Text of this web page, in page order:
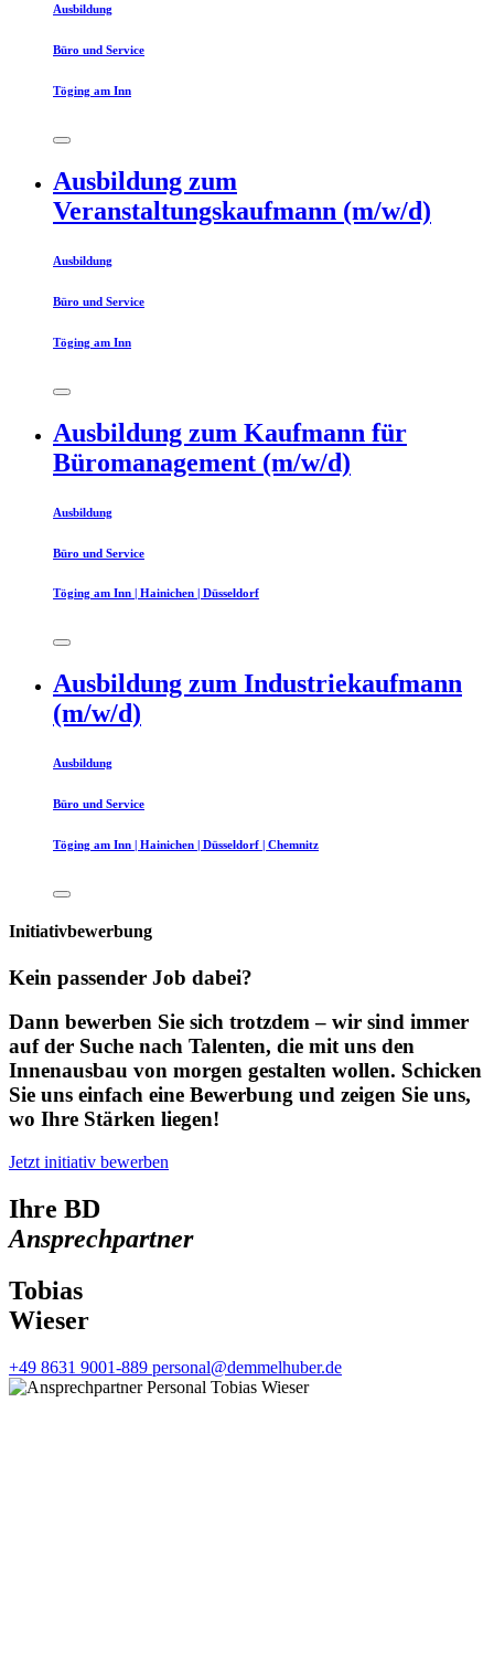
Ausbildung
Büro und Service
Töging am Inn
Ausbildung zum
Veranstaltungskaufmann (m/w/d)
Ausbildung
Büro und Service
Töging am Inn
Ausbildung zum Kaufmann für
Büromanagement (m/w/d)
Ausbildung
Büro und Service
Töging am Inn | Hainichen | Düsseldorf
Ausbildung zum Industriekaufmann
(m/w/d)
Ausbildung
Büro und Service
Töging am Inn | Hainichen | Düsseldorf | Chemnitz
Initiativbewerbung
Kein passender Job dabei?
Dann bewerben Sie sich trotzdem – wir sind immer
auf der Suche nach Talenten, die mit uns den
Innenausbau von morgen gestalten wollen. Schicken
Sie uns einfach eine Bewerbung und zeigen Sie uns,
wo Ihre Stärken liegen!
Jetzt initiativ bewerben
Ihre BD
Ansprechpartner
Tobias
Wieser
+49 8631 9001-889 personal@demmelhuber.de